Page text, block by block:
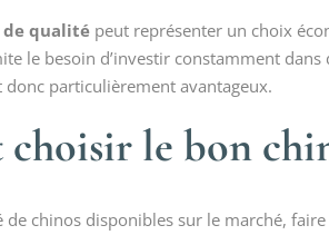
de qualité peut représenter un choix
le besoin d’investir constamment
particulièrement avantageux.
le bon
de chinos disponibles sur le marché,